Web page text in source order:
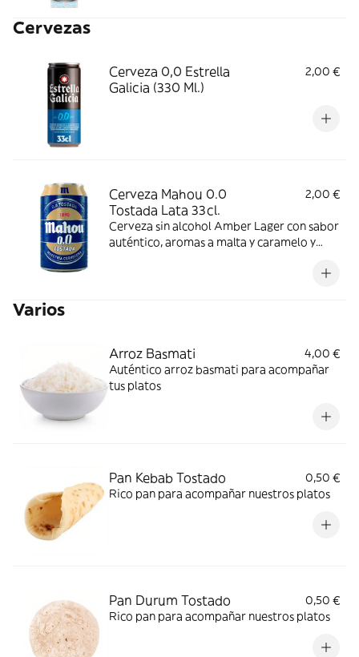
Cervezas
Cerveza 0,0 Estrella
Galicia (330 Ml.)
2,00 €
Cerveza Mahou 0.0
Tostada Lata 33cl.
2,00 €
Cerveza sin alcohol Amber Lager con sabor
auténtico, aromas a malta y caramelo y
Varios
Arroz Basmati
4,00 €
Auténtico arroz basmati para acompañar
tus platos
Pan Kebab Tostado
0,50 €
Rico pan para acompañar nuestros platos
Pan Durum Tostado
0,50 €
Rico pan para acompañar nuestros platos